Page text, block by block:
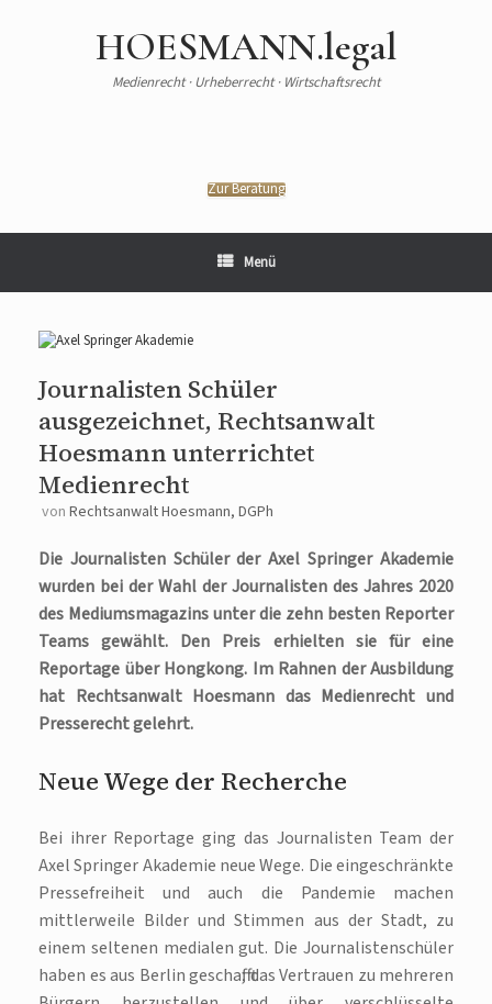
HOESMANN.legal
Medienrecht · Urheberrecht · Wirtschaftsrecht
Zur Beratung
Menü
Journalisten Schüler
ausgezeichnet, Rechtsanwalt
Hoesmann unterrichtet
Medienrecht
von Rechtsanwalt Hoesmann, DGPh
Die Journalisten Schüler der Axel Springer Akademie
wurden bei der Wahl der Journalisten des Jahres 2020
des Mediumsmagazins unter die zehn besten Reporter
Teams gewählt. Den Preis erhielten sie für eine
Reportage über Hongkong. Im Rahnen der Ausbildung
hat Rechtsanwalt Hoesmann das Medienrecht und
Presserecht gelehrt.
Neue Wege der Recherche
Bei ihrer Reportage ging das Journalisten Team der
Axel Springer Akademie neue Wege. Die eingeschränkte
Pressefreiheit und auch die Pandemie machen
mittlerweile Bilder und Stimmen aus der Stadt, zu
einem seltenen medialen gut. Die Journalistenschüler
haben es aus Berlin geschafft, das Vertrauen zu mehreren